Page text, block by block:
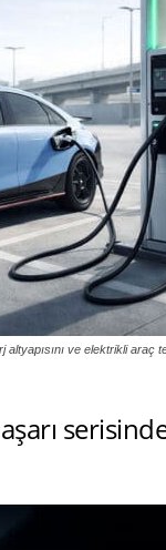
altyapısını ve elektrikli araç